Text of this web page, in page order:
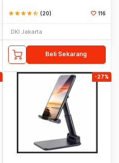
starstarstarstarstar_half (20) 116
DKI Jakarta
Beli Sekarang
-27%